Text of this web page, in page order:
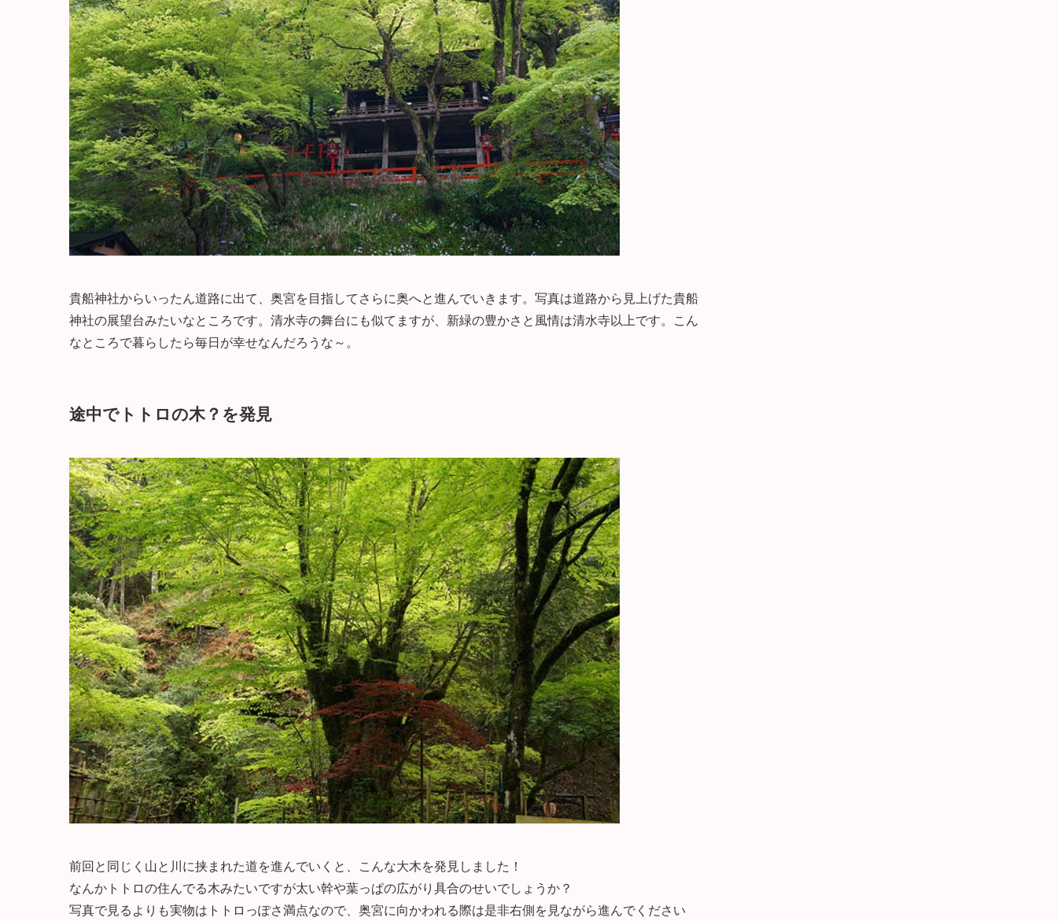
貴船神社からいったん道路に出て、奥宮を目指してさらに奥へと進んでいきます。写真は道路から見上げた貴船
神社の展望台みたいなところです。清水寺の舞台にも似てますが、新緑の豊かさと風情は清水寺以上です。こん
なところで暮らしたら毎日が幸せなんだろうな～。
途中でトトロの木？を発見
前回と同じく山と川に挟まれた道を進んでいくと、こんな大木を発見しました！
なんかトトロの住んでる木みたいですが太い幹や葉っぱの広がり具合のせいでしょうか？
写真で見るよりも実物はトトロっぽさ満点なので、奥宮に向かわれる際は是非右側を見ながら進んでください